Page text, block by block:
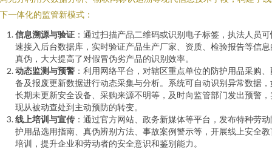
一体化的监管新模式：
信息溯源与验证 ：通过扫描产品二维码或识别电子标签，执法人员可
速接入后台数据库，实时验证产品生产厂家、资质、检验报告等信息
真伪，大大提高了对假冒伪劣产品的识别效率。
动态监测与预警 ：利用网络平台，对辖区重点单位的防护用品采购、
备及报废更新数据进行动态采集与分析。系统可自动识别异常数据，
长期未更新安全设备、采购来源不明等，及时向监管部门发出预警，
现从被动查处到主动预防的转变。
线上培训与宣传 ：通过官方网站、政务新媒体等平台，发布特种劳动
护用品选用指南、真伪辨别方法、事故案例警示等，开展线上安全教
培训，提升企业和劳动者的安全意识和鉴别能力。